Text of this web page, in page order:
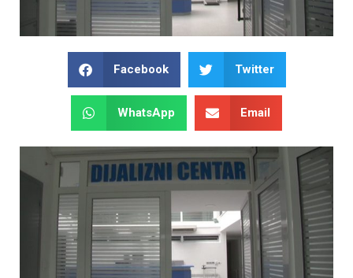
Facebook Twitter
WhatsApp Email